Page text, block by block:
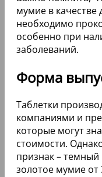
мумие в качестве
необходимо
особенно при
заболеваний.
Форма
Таблетки
компаниями и
которые могут
стоимости.
признак –
золотое мумие от